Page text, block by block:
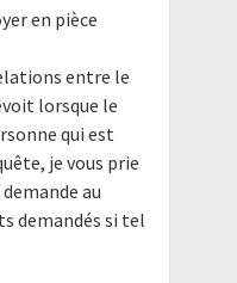
en pièce
entre le
lorsque le
qui est
je vous prie
au
demandés si tel